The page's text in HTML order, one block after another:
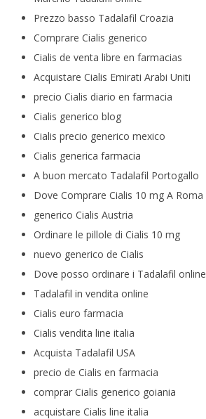
Prezzo basso Tadalafil Croazia
Comprare Cialis generico
Cialis de venta libre en farmacias
Acquistare Cialis Emirati Arabi Uniti
precio Cialis diario en farmacia
Cialis generico blog
Cialis precio generico mexico
Cialis generica farmacia
A buon mercato Tadalafil Portogallo
Dove Comprare Cialis 10 mg A Roma
generico Cialis Austria
Ordinare le pillole di Cialis 10 mg
nuevo generico de Cialis
Dove posso ordinare i Tadalafil online
Tadalafil in vendita online
Cialis euro farmacia
Cialis vendita line italia
Acquista Tadalafil USA
precio de Cialis en farmacia
comprar Cialis generico goiania
acquistare Cialis line italia